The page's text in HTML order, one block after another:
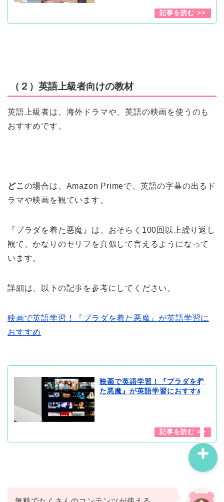
（２）英語上級者向けの教材
英語上級者は、海外ドラマや、英語の映画を使うのも
おすすめです。
どこ の場合は、Amazon Primeで、英語の字幕の出るド
ラマや映画を観ています。
『プラダを着た悪魔』は、おそらく100回以上繰り返し
観て、かなりのセリフを真似して言えるようになって
います。
詳細は、以下の記事を参考にしてください。
映画で英語学習！『プラダを着た悪魔』が英語学習に
おすすめ
映画で英語学習！『プラダを着
た悪魔』が英語学習におすすめ
サイトマップ